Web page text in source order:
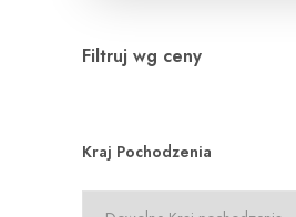
Filtruj wg ceny
Kraj Pochodzenia